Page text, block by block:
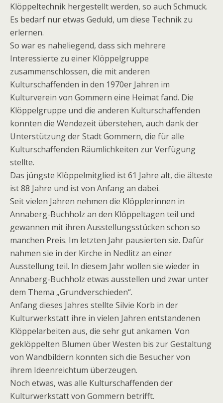
Klöppeltechnik hergestellt werden, so auch Schmuck.
Es bedarf nur etwas Geduld, um diese Technik zu
erlernen.
So war es naheliegend, dass sich mehrere
Interessierte zu einer Klöppelgruppe
zusammenschlossen, die mit anderen
Kulturschaffenden in den 1970er Jahren im
Kulturverein von Gommern eine Heimat fand. Die
Klöppelgruppe und die anderen Kulturschaffenden
konnten die Wendezeit überstehen, auch dank der
Unterstützung der Stadt Gommern, die für alle
Kulturschaffenden Räumlichkeiten zur Verfügung
stellte.
Das jüngste Klöppelmitglied ist 61 Jahre alt, die älteste
ist 88 Jahre und ist von Anfang an dabei.
Seit vielen Jahren nehmen die Klöpplerinnen in
Annaberg-Buchholz an den Klöppeltagen teil und
gewannen mit ihren Ausstellungsstücken schon so
manchen Preis. Im letzten Jahr pausierten sie. Dafür
nahmen sie in der Kirche in Nedlitz an einer
Ausstellung teil. In diesem Jahr wollen sie wieder in
Annaberg-Buchholz etwas ausstellen und zwar unter
dem Thema „Grundverschieden“.
Anfang dieses Jahres stellte Silvie Korb in der
Kulturwerkstatt ihre in vielen Jahren entstandenen
Klöppelarbeiten aus, die sehr gut ankamen. Von
geklöppelten Blumen über Westen bis zur Gestaltung
von Wandbildern konnten sich die Besucher von
ihrem Ideenreichtum überzeugen.
Noch etwas, was alle Kulturschaffenden der
Kulturwerkstatt von Gommern betrifft.